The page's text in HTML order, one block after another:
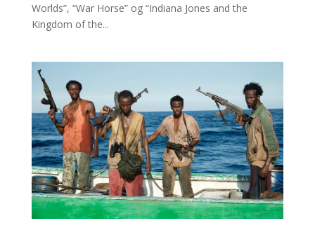
Worlds”, “War Horse” og “Indiana Jones and the
Kingdom of the...